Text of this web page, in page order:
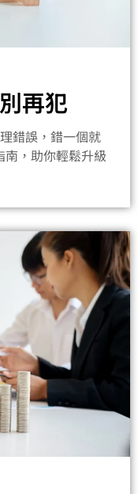
再犯
錯誤，錯一個就
，助你輕鬆升級